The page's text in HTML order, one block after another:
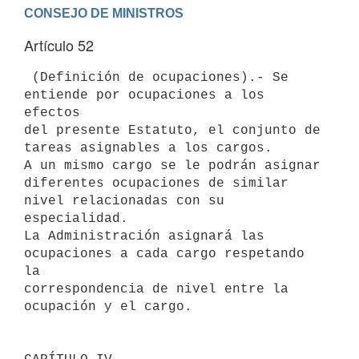
Artículo 52
entiende por ocupaciones a los
efectos
del presente Estatuto, el conjunto de
tareas asignables a los cargos.
A un mismo cargo se le podrán asignar
diferentes ocupaciones de similar
nivel relacionadas con su
especialidad.
La Administración asignará las
ocupaciones a cada cargo respetando
la
correspondencia de nivel entre la
ocupación y el cargo.